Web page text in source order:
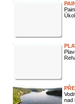
nad